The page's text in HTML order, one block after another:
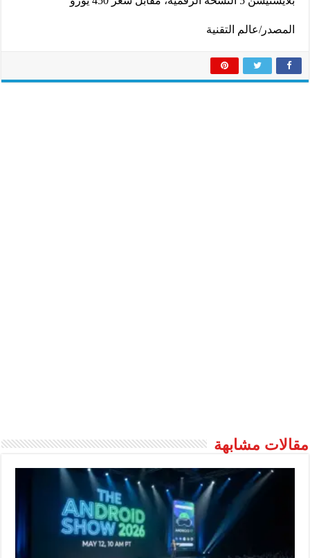
المصدر/عالم التقنية
مقالات مشابهة